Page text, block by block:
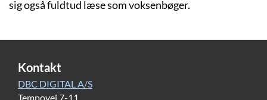
sig også fuldtud læse som voksenbøger.
Kontakt
DBC DIGITAL A/S
Tempovej 7-11